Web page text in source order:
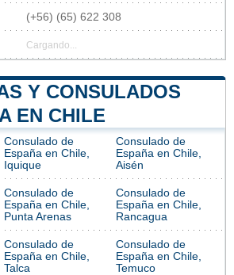
(+56) (65) 622 308
Cargando...
Y CONSULADOS
EN CHILE
Consulado de
España en Chile,
Iquique
Consulado de
España en Chile,
Aisén
Consulado de
España en Chile,
Punta Arenas
Consulado de
España en Chile,
Rancagua
Consulado de
España en Chile,
Talca
Consulado de
España en Chile,
Temuco